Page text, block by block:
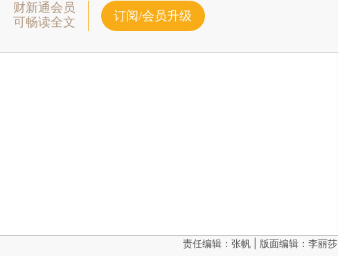
财新通会员
可畅读全文
订阅/会员升级
责任编辑：张帆 | 版面编辑：李丽莎